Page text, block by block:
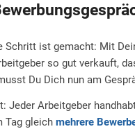
Schritt ist gemacht: Mit
so gut verkauft,
Du Dich nun am
Jeder Arbeitgeber
Tag gleich mehrere